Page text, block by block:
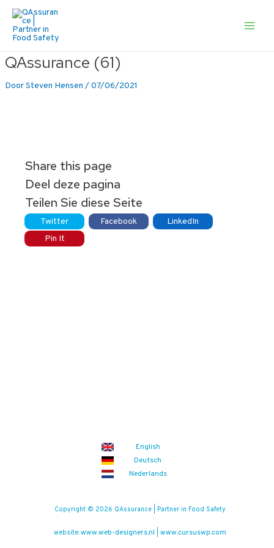
naar
QAssurance (61)
DoorSteven Hensen /07/06/2021
Share this page
Deel deze pagina
Teilen Sie diese Seite
Twitter Facebook
LinkedIn
Pin It
English
Deutsch
Nederlands
Copyright © 2026 QAssurance | Partner in Food Safety
website: www.web-designers.nl www.cursuswp.com